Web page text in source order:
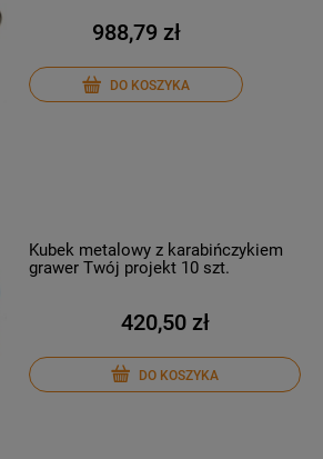
988,79 zł
DO KOSZYKA
Kubek metalowy z karabińczykiem
grawer Twój projekt 10 szt.
420,50 zł
DO KOSZYKA